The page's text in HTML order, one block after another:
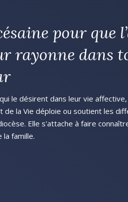
pour que
rayonne dans
le désirent dans leur vie
de la Vie déploie ou soutient les
Elle s'attache à faire
famille.